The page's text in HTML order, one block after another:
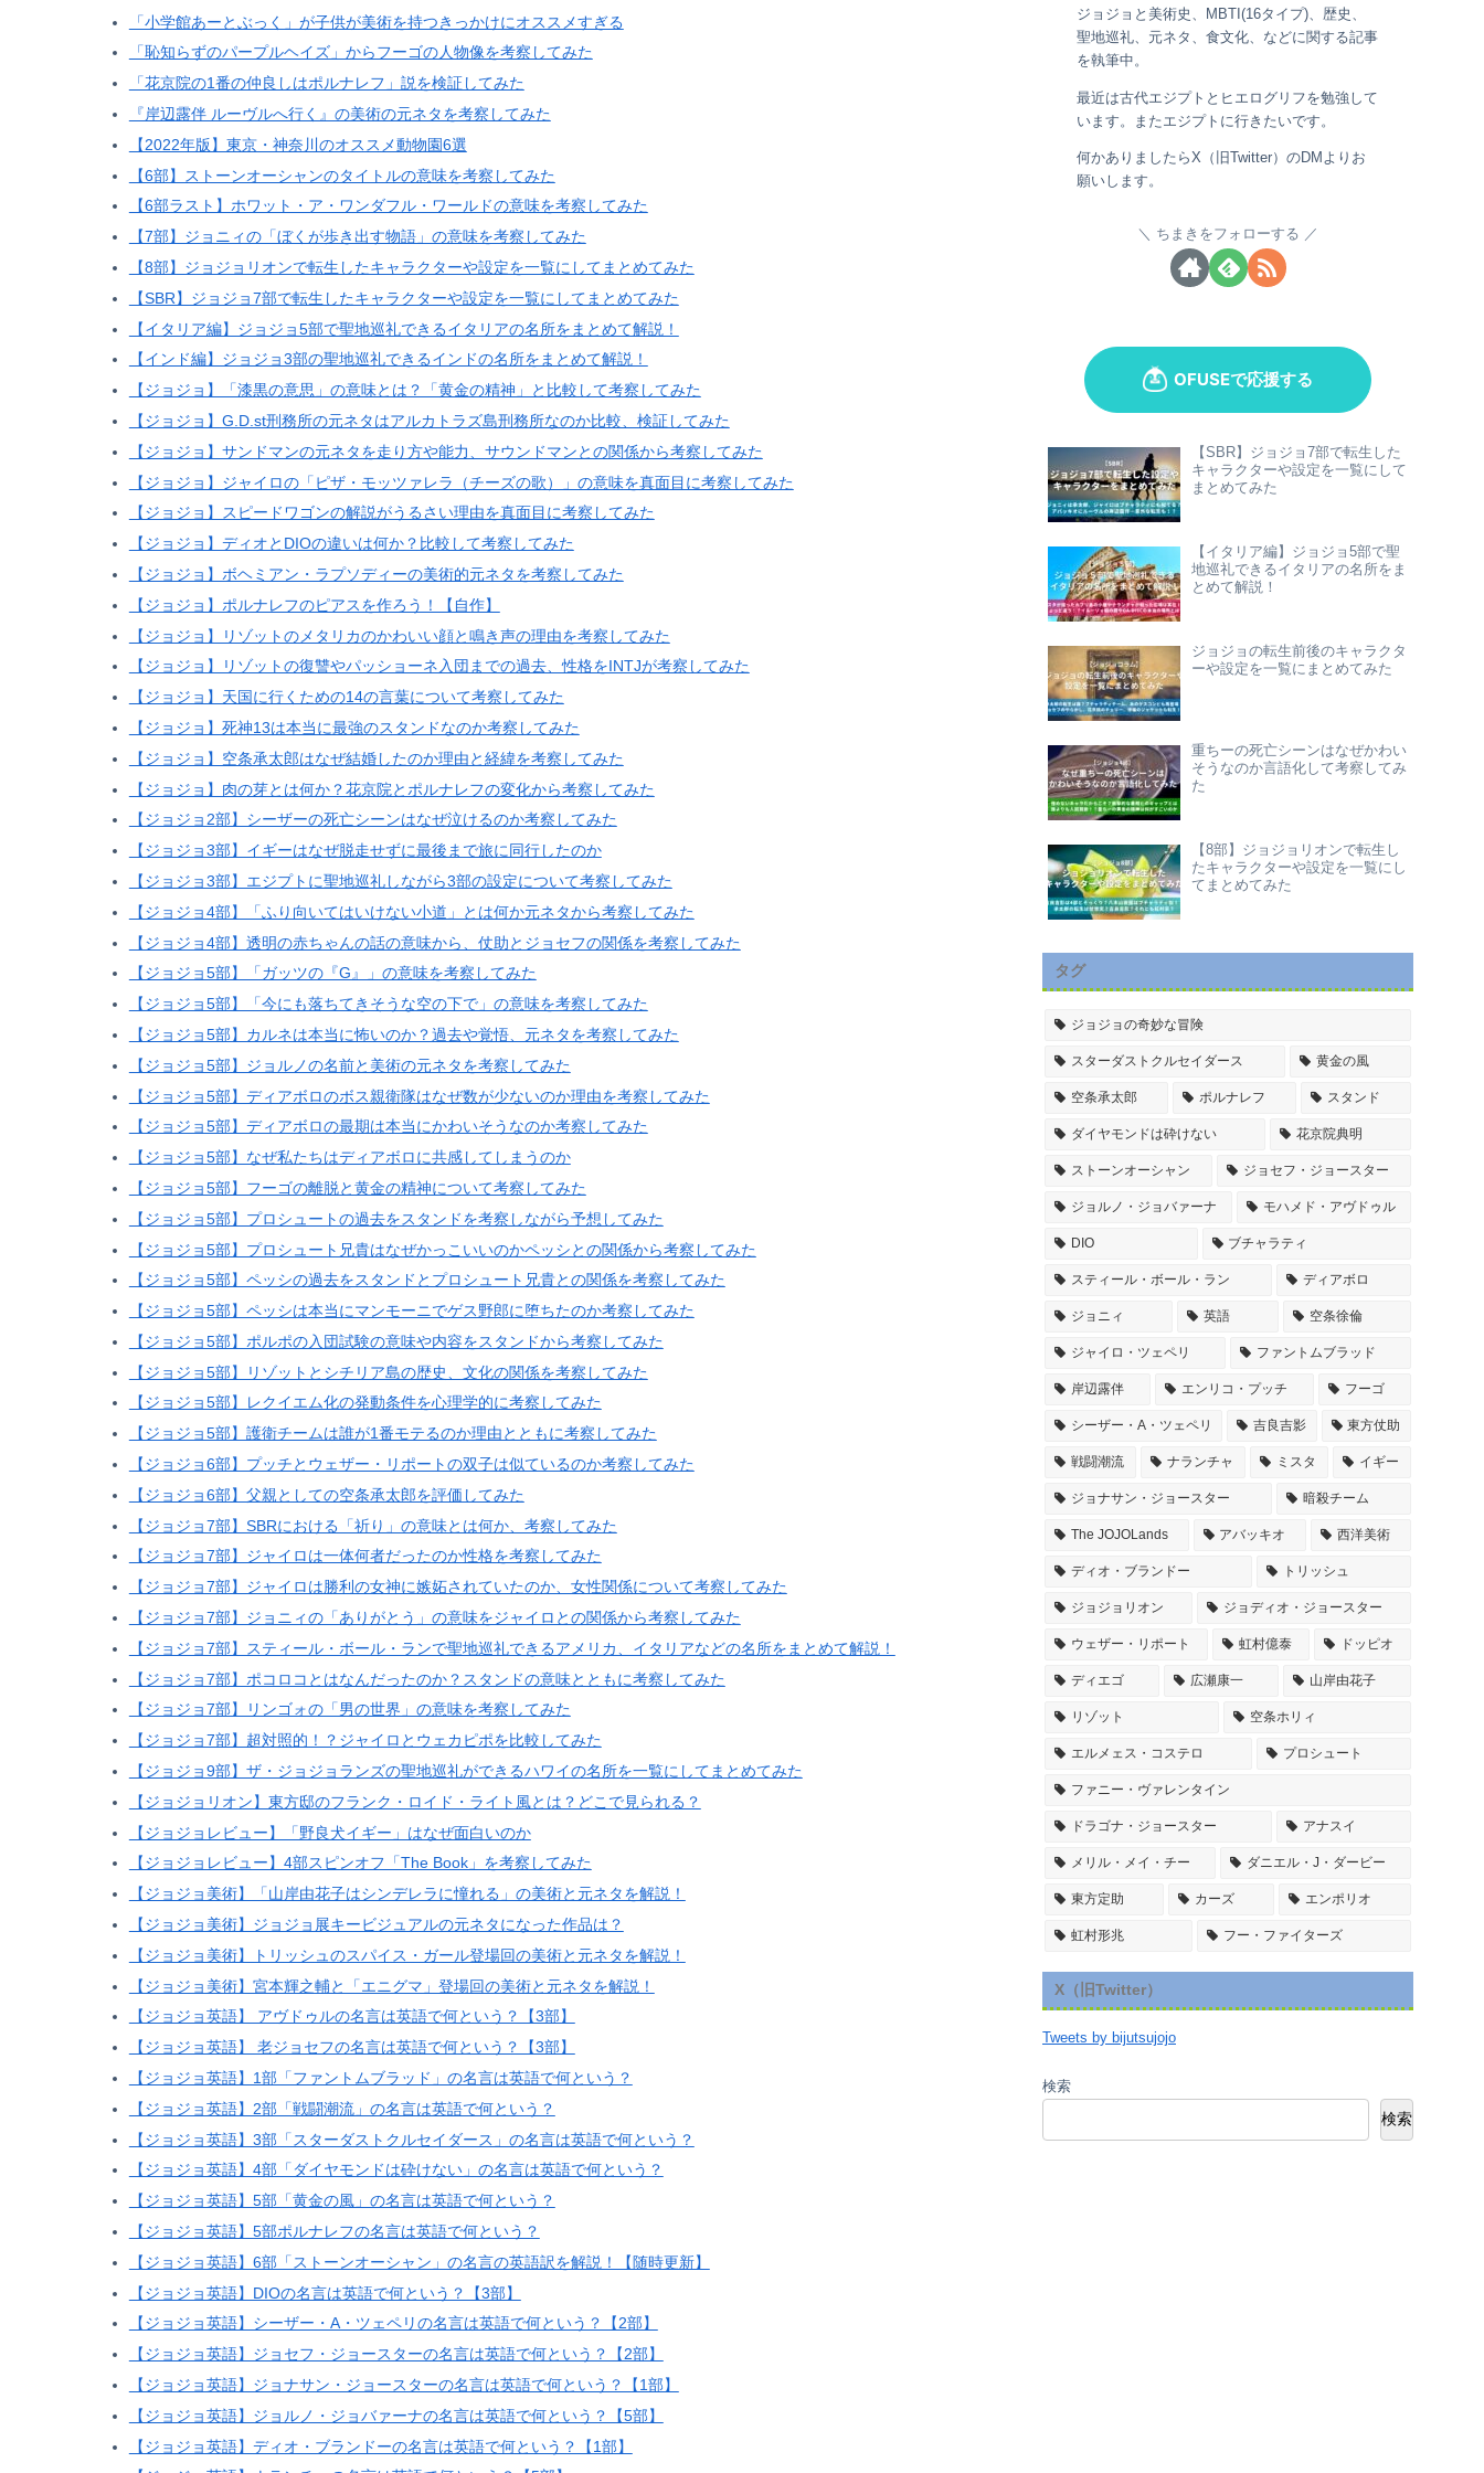
「小学館あーとぶっく」が子供が美術を持つきっかけにオススメすぎる
「恥知らずのパープルヘイズ」からフーゴの人物像を考察してみた
「花京院の1番の仲良しはポルナレフ」説を検証してみた
『岸辺露伴 ルーヴルへ行く』の美術の元ネタを考察してみた
【2022年版】東京・神奈川のオススメ動物園6選
【6部】ストーンオーシャンのタイトルの意味を考察してみた
【6部ラスト】ホワット・ア・ワンダフル・ワールドの意味を考察してみた
【7部】ジョニィの「ぼくが歩き出す物語」の意味を考察してみた
【8部】ジョジョリオンで転生したキャラクターや設定を一覧にしてまとめてみた
【SBR】ジョジョ7部で転生したキャラクターや設定を一覧にしてまとめてみた
【イタリア編】ジョジョ5部で聖地巡礼できるイタリアの名所をまとめて解説！
【インド編】ジョジョ3部の聖地巡礼できるインドの名所をまとめて解説！
【ジョジョ】「漆黒の意思」の意味とは？「黄金の精神」と比較して考察してみた
【ジョジョ】G.D.st刑務所の元ネタはアルカトラズ島刑務所なのか比較、検証してみた
【ジョジョ】サンドマンの元ネタを走り方や能力、サウンドマンとの関係から考察してみた
【ジョジョ】ジャイロの「ピザ・モッツァレラ（チーズの歌）」の意味を真面目に考察してみた
【ジョジョ】スピードワゴンの解説がうるさい理由を真面目に考察してみた
【ジョジョ】ディオとDIOの違いは何か？比較して考察してみた
【ジョジョ】ボヘミアン・ラプソディーの美術的元ネタを考察してみた
【ジョジョ】ポルナレフのピアスを作ろう！【自作】
【ジョジョ】リゾットのメタリカのかわいい顔と鳴き声の理由を考察してみた
【ジョジョ】リゾットの復讐やパッショーネ入団までの過去、性格をINTJが考察してみた
【ジョジョ】天国に行くための14の言葉について考察してみた
【ジョジョ】死神13は本当に最強のスタンドなのか考察してみた
【ジョジョ】空条承太郎はなぜ結婚したのか理由と経緯を考察してみた
【ジョジョ】肉の芽とは何か？花京院とポルナレフの変化から考察してみた
【ジョジョ2部】シーザーの死亡シーンはなぜ泣けるのか考察してみた
【ジョジョ3部】イギーはなぜ脱走せずに最後まで旅に同行したのか
【ジョジョ3部】エジプトに聖地巡礼しながら3部の設定について考察してみた
【ジョジョ4部】「ふり向いてはいけない小道」とは何か元ネタから考察してみた
【ジョジョ4部】透明の赤ちゃんの話の意味から、仗助とジョセフの関係を考察してみた
【ジョジョ5部】「ガッツの『G』」の意味を考察してみた
【ジョジョ5部】「今にも落ちてきそうな空の下で」の意味を考察してみた
【ジョジョ5部】カルネは本当に怖いのか？過去や覚悟、元ネタを考察してみた
【ジョジョ5部】ジョルノの名前と美術の元ネタを考察してみた
【ジョジョ5部】ディアボロのボス親衛隊はなぜ数が少ないのか理由を考察してみた
【ジョジョ5部】ディアボロの最期は本当にかわいそうなのか考察してみた
【ジョジョ5部】なぜ私たちはディアボロに共感してしまうのか
【ジョジョ5部】フーゴの離脱と黄金の精神について考察してみた
【ジョジョ5部】プロシュートの過去をスタンドを考察しながら予想してみた
【ジョジョ5部】プロシュート兄貴はなぜかっこいいのかペッシとの関係から考察してみた
【ジョジョ5部】ペッシの過去をスタンドとプロシュート兄貴との関係を考察してみた
【ジョジョ5部】ペッシは本当にマンモーニでゲス野郎に堕ちたのか考察してみた
【ジョジョ5部】ポルポの入団試験の意味や内容をスタンドから考察してみた
【ジョジョ5部】リゾットとシチリア島の歴史、文化の関係を考察してみた
【ジョジョ5部】レクイエム化の発動条件を心理学的に考察してみた
【ジョジョ5部】護衛チームは誰が1番モテるのか理由とともに考察してみた
【ジョジョ6部】プッチとウェザー・リポートの双子は似ているのか考察してみた
【ジョジョ6部】父親としての空条承太郎を評価してみた
【ジョジョ7部】SBRにおける「祈り」の意味とは何か、考察してみた
【ジョジョ7部】ジャイロは一体何者だったのか性格を考察してみた
【ジョジョ7部】ジャイロは勝利の女神に嫉妬されていたのか、女性関係について考察してみた
【ジョジョ7部】ジョニィの「ありがとう」の意味をジャイロとの関係から考察してみた
【ジョジョ7部】スティール・ボール・ランで聖地巡礼できるアメリカ、イタリアなどの名所をまとめて解説！
【ジョジョ7部】ポコロコとはなんだったのか？スタンドの意味とともに考察してみた
【ジョジョ7部】リンゴォの「男の世界」の意味を考察してみた
【ジョジョ7部】超対照的！？ジャイロとウェカピポを比較してみた
【ジョジョ9部】ザ・ジョジョランズの聖地巡礼ができるハワイの名所を一覧にしてまとめてみた
【ジョジョリオン】東方邸のフランク・ロイド・ライト風とは？どこで見られる？
【ジョジョレビュー】「野良犬イギー」はなぜ面白いのか
【ジョジョレビュー】4部スピンオフ「The Book」を考察してみた
【ジョジョ美術】「山岸由花子はシンデレラに憧れる」の美術と元ネタを解説！
【ジョジョ美術】ジョジョ展キービジュアルの元ネタになった作品は？
【ジョジョ美術】トリッシュのスパイス・ガール登場回の美術と元ネタを解説！
【ジョジョ美術】宮本輝之輔と「エニグマ」登場回の美術と元ネタを解説！
【ジョジョ英語】 アヴドゥルの名言は英語で何という？【3部】
【ジョジョ英語】 老ジョセフの名言は英語で何という？【3部】
【ジョジョ英語】1部「ファントムブラッド」の名言は英語で何という？
【ジョジョ英語】2部「戦闘潮流」の名言は英語で何という？
【ジョジョ英語】3部「スターダストクルセイダース」の名言は英語で何という？
【ジョジョ英語】4部「ダイヤモンドは砕けない」の名言は英語で何という？
【ジョジョ英語】5部「黄金の風」の名言は英語で何という？
【ジョジョ英語】5部ポルナレフの名言は英語で何という？
【ジョジョ英語】6部「ストーンオーシャン」の名言の英語訳を解説！【随時更新】
【ジョジョ英語】DIOの名言は英語で何という？【3部】
【ジョジョ英語】シーザー・A・ツェペリの名言は英語で何という？【2部】
【ジョジョ英語】ジョセフ・ジョースターの名言は英語で何という？【2部】
【ジョジョ英語】ジョナサン・ジョースターの名言は英語で何という？【1部】
【ジョジョ英語】ジョルノ・ジョバァーナの名言は英語で何という？【5部】
【ジョジョ英語】ディオ・ブランドーの名言は英語で何という？【1部】
ジョジョと美術史、MBTI(16タイプ)、歴史、
聖地巡礼、元ネタ、食文化、などに関する記事
を執筆中。
最近は古代エジプトとヒエログリフを勉強して
います。またエジプトに行きたいです。
何かありましたらX（旧Twitter）のDMよりお
願いします。
ちまきをフォローする
【SBR】ジョジョ7部で転生した
キャラクターや設定を一覧にして
まとめてみた
【イタリア編】ジョジョ5部で聖
地巡礼できるイタリアの名所をま
とめて解説！
ジョジョの転生前後のキャラクタ
ーや設定を一覧にまとめてみた
重ちーの死亡シーンはなぜかわい
そうなのか言語化して考察してみ
た
【8部】ジョジョリオンで転生し
たキャラクターや設定を一覧にし
てまとめてみた
タグ
ジョジョの奇妙な冒険
スターダストクルセイダース 黄金の風
空条承太郎 ポルナレフ スタンド
ダイヤモンドは砕けない 花京院典明
ストーンオーシャン ジョセフ・ジョースター
ジョルノ・ジョバァーナ モハメド・アヴドゥル
DIO ブチャラティ
スティール・ボール・ラン ディアボロ
ジョニィ 英語 空条徐倫
ジャイロ・ツェペリ ファントムブラッド
岸辺露伴 エンリコ・プッチ フーゴ
シーザー・A・ツェペリ 吉良吉影 東方仗助
戦闘潮流 ナランチャ ミスタ イギー
ジョナサン・ジョースター 暗殺チーム
The JOJOLands アバッキオ 西洋美術
ディオ・ブランドー トリッシュ
ジョジョリオン ジョディオ・ジョースター
ウェザー・リポート 虹村億泰 ドッピオ
ディエゴ 広瀬康一 山岸由花子
リゾット 空条ホリィ
エルメェス・コステロ プロシュート
ファニー・ヴァレンタイン
ドラゴナ・ジョースター アナスイ
メリル・メイ・チー ダニエル・J・ダービー
東方定助 カーズ エンポリオ
虹村形兆 フー・ファイターズ
X（旧Twitter）
Tweets by bijutsujojo
検索
検索